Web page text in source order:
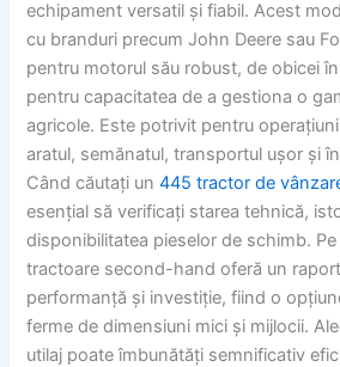
echipament versatil și fiabil. Acest
cu branduri precum John Deere sau
pentru motorul său robust, de obicei
pentru capacitatea de a gestiona o
agricole. Este potrivit pentru
aratul, semănatul, transportul ușor și
Când căutați un445 tractor de
esențial să verificați starea tehnică,
disponibilitatea pieselor de schimb.
tractoare second-hand oferă un
performanță și investiție, fiind o
ferme de dimensiuni mici și mijlocii.
utilaj poate îmbunătăți semnificativ